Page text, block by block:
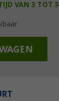
VAN 3 TOT 5